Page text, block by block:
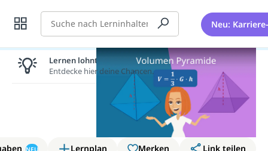
Suche Neu:
NEU Lernplan Merken
Link teilen
Lernen lohnt sich!
Entdecke hier deine Chancen.